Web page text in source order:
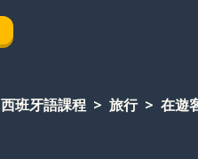
西班牙語課程 旅行 在遊